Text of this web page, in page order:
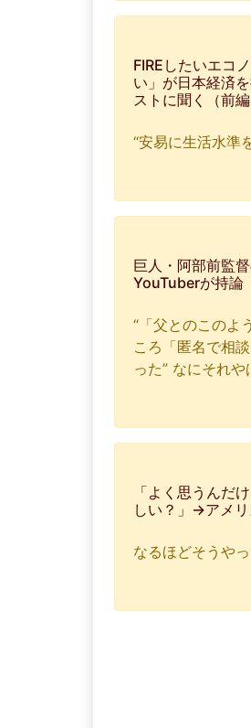
FIREしたいエコ
い」が日本経済
ストに聞く（前
“安易に生活水準
巨人・阿部前監
YouTuberが持論
“「父とのこのよ
ころ「匿名で相
った” なにそれや
「よく思うんだ
しい？」→アメ
なるほどそうや